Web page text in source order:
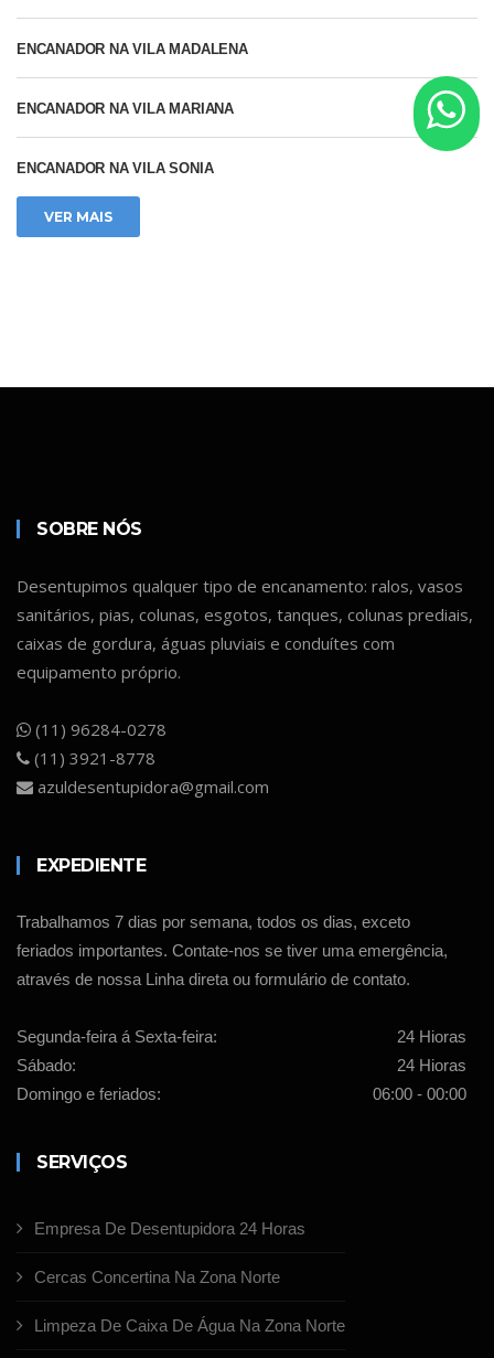
ENCANADOR NA VILA MADALENA
ENCANADOR NA VILA MARIANA
ENCANADOR NA VILA SONIA
VER MAIS
SOBRE NÓS
Desentupimos qualquer tipo de encanamento: ralos, vasos
sanitários, pias, colunas, esgotos, tanques, colunas prediais,
caixas de gordura, águas pluviais e conduítes com
equipamento próprio.
(11) 96284-0278
(11) 3921-8778
azuldesentupidora@gmail.com
EXPEDIENTE
Trabalhamos 7 dias por semana, todos os dias, exceto
feriados importantes. Contate-nos se tiver uma emergência,
através de nossa Linha direta ou formulário de contato.
Segunda-feira á Sexta-feira:
24 Hioras
Sábado:
24 Hioras
Domingo e feriados:
06:00 - 00:00
SERVIÇOS
Empresa De Desentupidora 24 Horas
Cercas Concertina Na Zona Norte
Limpeza De Caixa De Água Na Zona Norte